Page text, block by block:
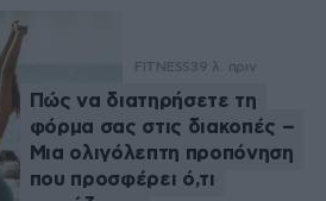
FITNESS39 λ. πριν
Πώς να διατηρήσετε τη
φόρμα σας στις διακοπές –
Μια ολιγόλεπτη προπόνηση
που προσφέρει ό,τι